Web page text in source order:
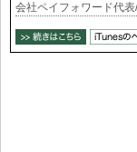
会社ペイフォワード代表